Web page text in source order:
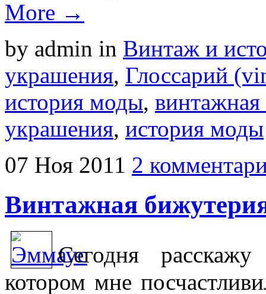
More →
by admin in Винтаж и
украшения, Глоссарий
история моды,
украшения, история моды
07 Ноя 2011 2
Винтажная
Сегодня
котором мне